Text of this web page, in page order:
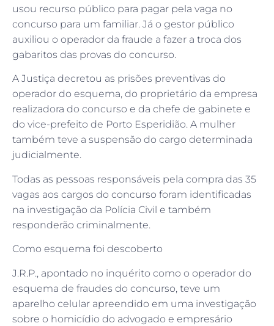
usou recurso público para pagar pela vaga no
concurso para um familiar. Já o gestor público
auxiliou o operador da fraude a fazer a troca dos
gabaritos das provas do concurso.
A Justiça decretou as prisões preventivas do
operador do esquema, do proprietário da empresa
realizadora do concurso e da chefe de gabinete e
do vice-prefeito de Porto Esperidião. A mulher
também teve a suspensão do cargo determinada
judicialmente.
Todas as pessoas responsáveis pela compra das 35
vagas aos cargos do concurso foram identificadas
na investigação da Polícia Civil e também
responderão criminalmente.
Como esquema foi descoberto
J.R.P., apontado no inquérito como o operador do
esquema de fraudes do concurso, teve um
aparelho celular apreendido em uma investigação
sobre o homicídio do advogado e empresário